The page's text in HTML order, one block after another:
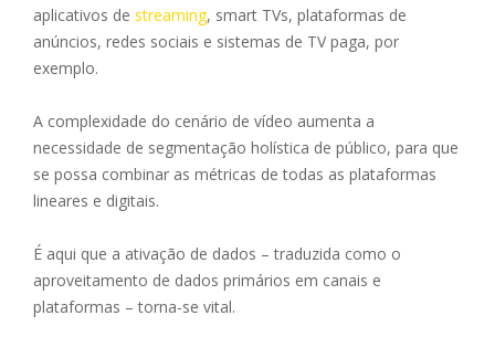
aplicativos de streaming, smart TVs, plataformas de
anúncios, redes sociais e sistemas de TV paga, por
exemplo.
A complexidade do cenário de vídeo aumenta a
necessidade de segmentação holística de público, para que
se possa combinar as métricas de todas as plataformas
lineares e digitais.
É aqui que a ativação de dados – traduzida como o
aproveitamento de dados primários em canais e
plataformas – torna-se vital.